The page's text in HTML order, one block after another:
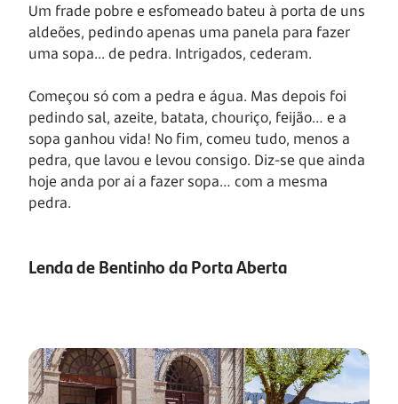
Um frade pobre e esfomeado bateu à porta de uns
aldeões, pedindo apenas uma panela para fazer
uma sopa... de pedra. Intrigados, cederam.
Começou só com a pedra e água. Mas depois foi
pedindo sal, azeite, batata, chouriço, feijão… e a
sopa ganhou vida! No fim, comeu tudo, menos a
pedra, que lavou e levou consigo. Diz-se que ainda
hoje anda por aí a fazer sopa… com a mesma
pedra.
Lenda de Bentinho da Porta Aberta